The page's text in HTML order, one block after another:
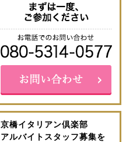
京橋イタリアン倶楽部
アルバイトスタッフ募集を